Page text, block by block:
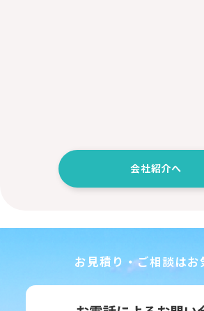
会社紹介へ
お見積り・ご相談はお